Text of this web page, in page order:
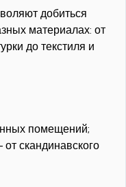
добиться
материалах: от
до текстиля и
помещений;
скандинавского